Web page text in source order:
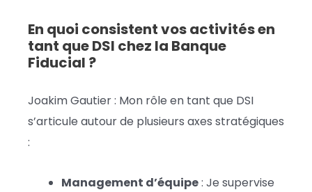
En quoi consistent vos activités en
tant que DSI chez la Banque
Fiducial ?
Joakim Gautier : Mon rôle en tant que DSI
s’articule autour de plusieurs axes stratégiques
:
Management d’équipe: Je supervise